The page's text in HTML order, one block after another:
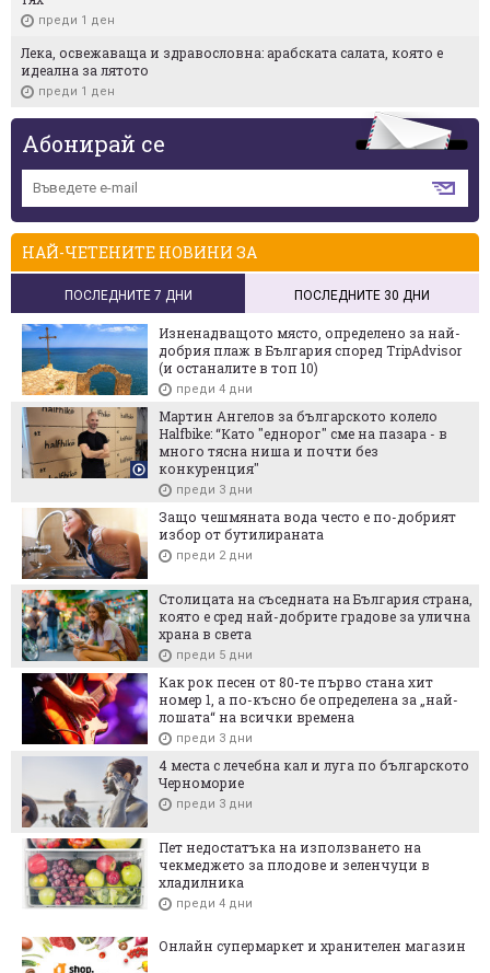
преди 1 ден
Лека, освежаваща и здравословна: арабската салата, която е
идеална за лятото
преди 1 ден
Абонирай се
НАЙ-ЧЕТЕНИТЕ НОВИНИ ЗА
ПОСЛЕДНИТЕ 7 ДНИ ПОСЛЕДНИТЕ 30 ДНИ
Изненадващото място, определено за най-
добрия плаж в България според TripAdvisor
(и останалите в топ 10)
преди 4 дни
Мартин Ангелов за българското колело
Halfbike: “Като "еднорог" сме на пазара - в
много тясна ниша и почти без
конкуренция"
преди 3 дни
Защо чешмяната вода често е по-добрият
избор от бутилираната
преди 2 дни
Столицата на съседната на България страна,
която е сред най-добрите градове за улична
храна в света
преди 5 дни
Как рок песен от 80-те първо стана хит
номер 1, а по-късно бе определена за „най-
лошата“ на всички времена
преди 3 дни
4 места с лечебна кал и луга по българското
Черноморие
преди 3 дни
Пет недостатъка на използването на
чекмеджето за плодове и зеленчуци в
хладилника
преди 4 дни
Онлайн супермаркет и хранителен магазин